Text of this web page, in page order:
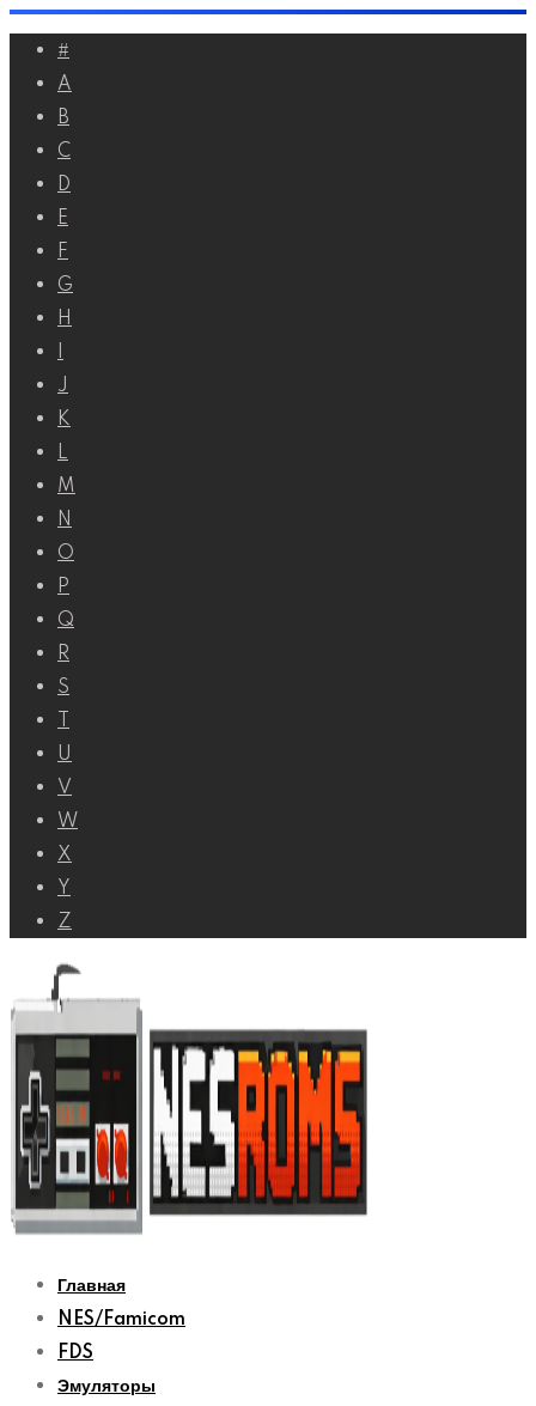
Перейти
контенту
#
A
B
C
D
E
F
G
H
J
K
L
M
N
O
P
Q
R
S
U
V
W
X
Y
Z
Главная
NES/Famicom
FDS
Эмуляторы